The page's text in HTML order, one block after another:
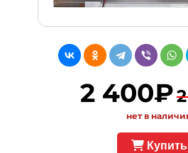
2 400₽
нет в
Купить